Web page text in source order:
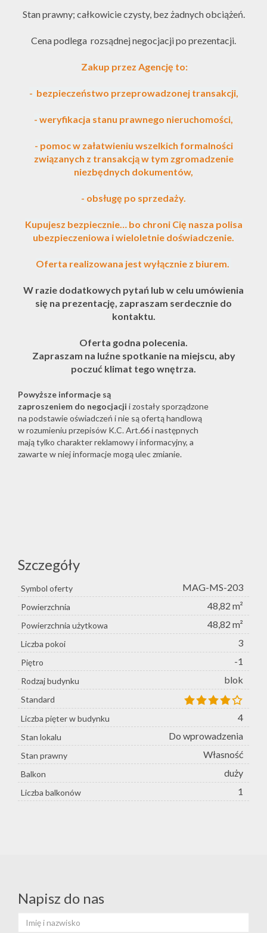
Stan prawny; całkowicie czysty, bez żadnych obciążeń.
Cena podlega rozsądnej negocjacji po prezentacji.
Zakup przez Agencję to:
- bezpieczeństwo przeprowadzonej transakcji,
- weryfikacja stanu prawnego nieruchomości,
- pomoc w załatwieniu wszelkich formalności
związanych z transakcją w tym zgromadzenie
niezbędnych dokumentów,
- obsługę po sprzedaży.
Kupujesz bezpiecznie… bo chroni Cię nasza polisa
ubezpieczeniowa i wieloletnie doświadczenie.
Oferta realizowana jest wyłącznie z biurem.
W razie dodatkowych pytań lub w celu umówienia
się na prezentację, zapraszam serdecznie do
kontaktu.
Oferta godna polecenia.
Zapraszam na luźne spotkanie na miejscu, aby
poczuć klimat tego wnętrza.
Powyższe informacje są
zaproszeniem do negocjacji i zostały sporządzone
na podstawie oświadczeń i nie są ofertą handlową
w rozumieniu przepisów K.C. Art.66 i następnych
mają tylko charakter reklamowy i informacyjny, a
zawarte w niej informacje mogą ulec zmianie.
Szczegóły
Symbol oferty MAG-MS-203
Powierzchnia 48,82 m²
Powierzchnia użytkowa 48,82 m²
Liczba pokoi 3
Piętro -1
Rodzaj budynku blok
Standard
Liczba pięter w budynku
4
Stan lokalu Do wprowadzenia
Stan prawny Własność
Balkon duży
Liczba balkonów 1
Napisz do nas